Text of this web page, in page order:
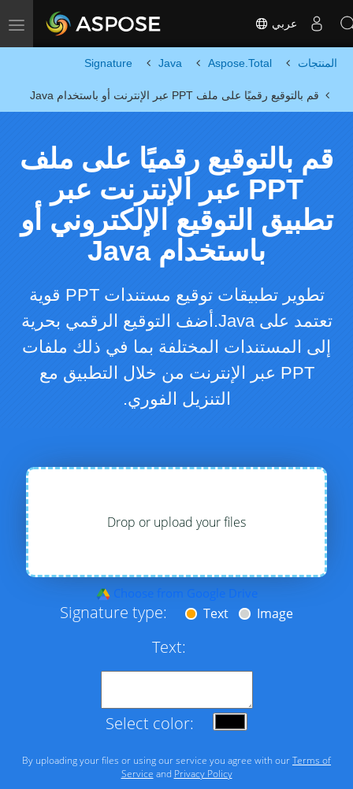
Toggle navigation عربي
المنتجات Aspose.Total
Java
Signature
قم بالتوقيع رقميًا على ملف PPT عبر الإنترنت أو باستخدام Java
قم بالتوقيع رقميًا على ملف
PPT عبر الإنترنت عبر
تطبيق التوقيع الإلكتروني أو
باستخدام Java
تطوير تطبيقات توقيع مستندات PPT قوية
تعتمد على Java.أضف التوقيع الرقمي بحرية
إلى المستندات المختلفة بما في ذلك ملفات
PPT عبر الإنترنت من خلال التطبيق مع
التنزيل الفوري.